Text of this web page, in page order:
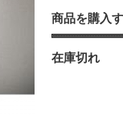
商品を購入
在庫切れ